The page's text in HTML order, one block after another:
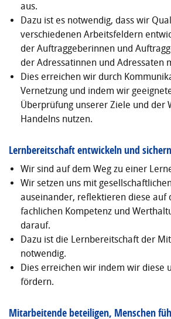
aus.
Dazu ist es notwendig, dass wir
verschiedenen Arbeitsfeldern
der Auftraggeberinnen und
der Adressatinnen und Adressaten
Dies erreichen wir durch
Vernetzung und indem wir
Überprüfung unserer Ziele und der
Handelns nutzen.
Lernbereitschaft entwickeln und sichern
Wir sind auf dem Weg zu einer
Wir setzen uns mit
auseinander, reflektieren diese auf
fachlichen Kompetenz und
darauf.
Dazu ist die Lernbereitschaft der
notwendig.
Dies erreichen wir indem wir diese
fördern.
Mitarbeitende beteiligen, Menschen